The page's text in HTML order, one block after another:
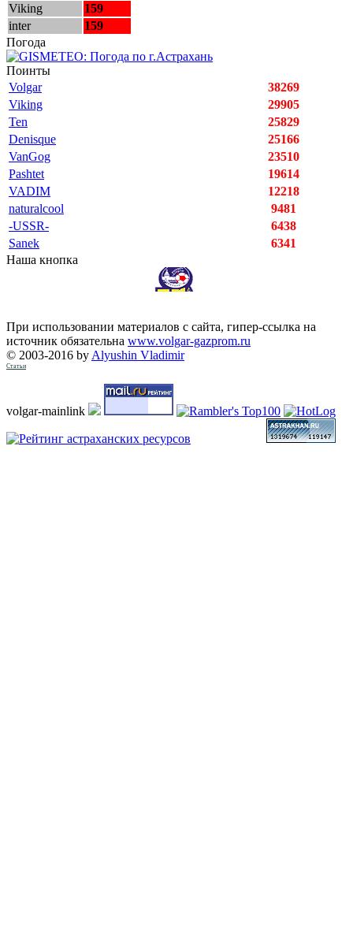
Viking
159
inter
159
Погода
Поинты
Volgar
38269
Viking
29905
Ten
25829
Denisque
25166
VanGog
23510
Pashtet
19614
VADIM
12218
naturalcool
9481
-USSR-
6438
Sanek
6341
Наша кнопка
При использовании материалов с сайта, гипер-ссылка на
источник обязательна www.volgar-gazprom.ru
© 2003-2016 by Alyushin Vladimir
Статьи
volgar-mainlink